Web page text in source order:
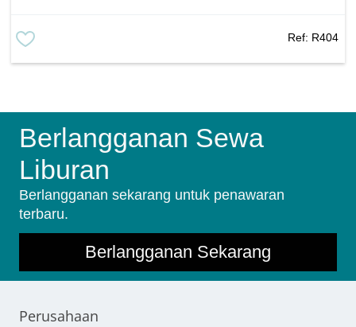
Ref: R404
Berlangganan Sewa
Liburan
Berlangganan sekarang untuk penawaran
terbaru.
Berlangganan Sekarang
Perusahaan